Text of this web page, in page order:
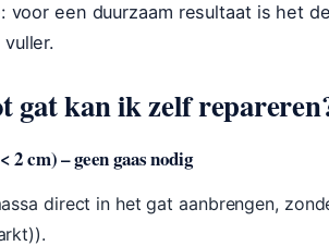
voor een duurzaam resultaat is het
gat kan ik zelf
2 cm) – geen gaas nodig
direct in het gat aanbrengen,